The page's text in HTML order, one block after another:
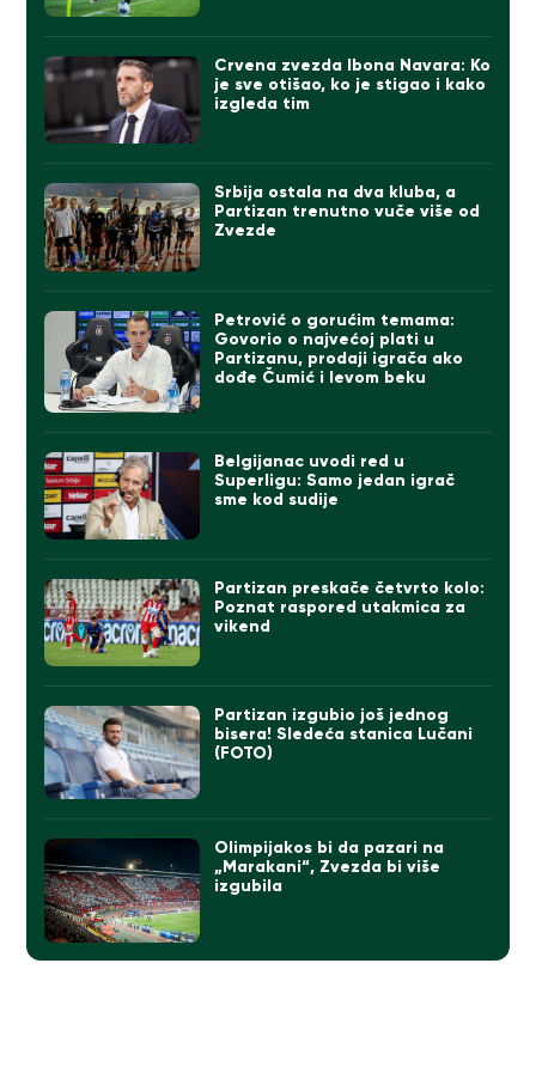
Crvena zvezda Ibona Navara: Ko
je sve otišao, ko je stigao i kako
izgleda tim
Srbija ostala na dva kluba, a
Partizan trenutno vuče više od
Zvezde
Petrović o gorućim temama:
Govorio o najvećoj plati u
Partizanu, prodaji igrača ako
dođe Čumić i levom beku
Belgijanac uvodi red u
Superligu: Samo jedan igrač
sme kod sudije
Partizan preskače četvrto kolo:
Poznat raspored utakmica za
vikend
Partizan izgubio još jednog
bisera! Sledeća stanica Lučani
(FOTO)
Olimpijakos bi da pazari na
„Marakani“, Zvezda bi više
izgubila